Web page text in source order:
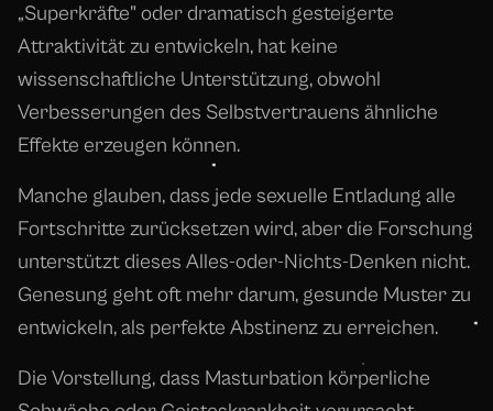
„Superkräfte" oder dramatisch gesteigerte
Attraktivität zu entwickeln, hat keine
wissenschaftliche Unterstützung, obwohl
Verbesserungen des Selbstvertrauens ähnliche
Effekte erzeugen können.
Manche glauben, dass jede sexuelle Entladung alle
Fortschritte zurücksetzen wird, aber die Forschung
unterstützt dieses Alles-oder-Nichts-Denken nicht.
Genesung geht oft mehr darum, gesunde Muster zu
entwickeln, als perfekte Abstinenz zu erreichen.
Die Vorstellung, dass Masturbation körperliche